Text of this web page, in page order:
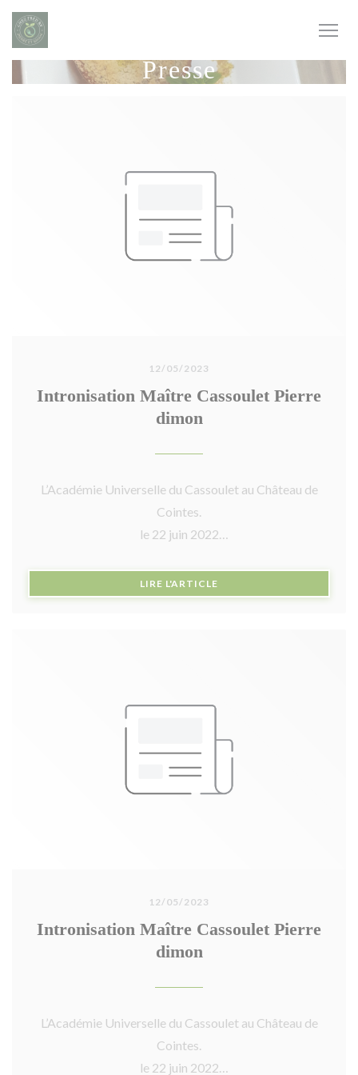
Personnalisation de vos choix en matière de cookies
Presse
12/05/2023
Intronisation Maître Cassoulet Pierre
dimon
L’Académie Universelle du Cassoulet au Château de
Cointes.
le 22 juin 2022
Le vendredi 17 Juin 2022, l’Académie Universelle du
Cassoulet s’est retrouvée à Roullens chez notre amie
Stéphane Mignonat.
LIRE L'ARTICLE((OUVRE UNE NOUVELLE
12/05/2023
Intronisation Maître Cassoulet Pierre
dimon
L’Académie Universelle du Cassoulet au Château de
Cointes.
le 22 juin 2022